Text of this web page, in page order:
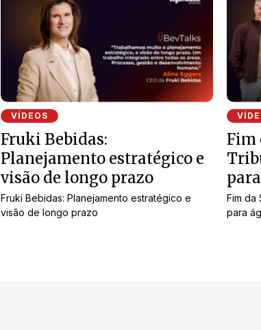
VÍDEOS
Fruki Bebidas:
Planejamento estratégico e
visão de longo prazo
Fruki Bebidas: Planejamento estratégico e
visão de longo prazo
Fim
Fim da
para